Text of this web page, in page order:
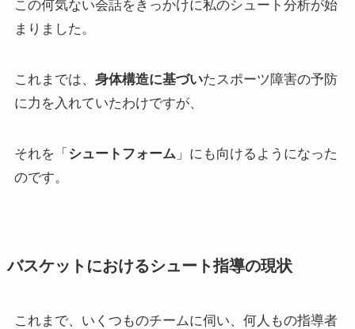
この何気ない会話をきっかけに私のシュート分析が始
まりました。
これまでは、 身体構造に基づいたスポーツ障害の予防
に力を入れていたわけですが、
それを「 シュートフォーム」にも向けるようになった
のです。
バスケットにおけるシュート指導の現状
これまで、いくつものチームに伺い、何人もの指導者